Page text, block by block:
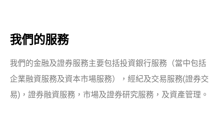
我們的服務
我們的金融及證券服務主要包括投資銀行服務（當中包括
企業融資服務及資本市場服務），經紀及交易服務(證券交
易)，證券融資服務，市場及證券研究服務，及資產管理。